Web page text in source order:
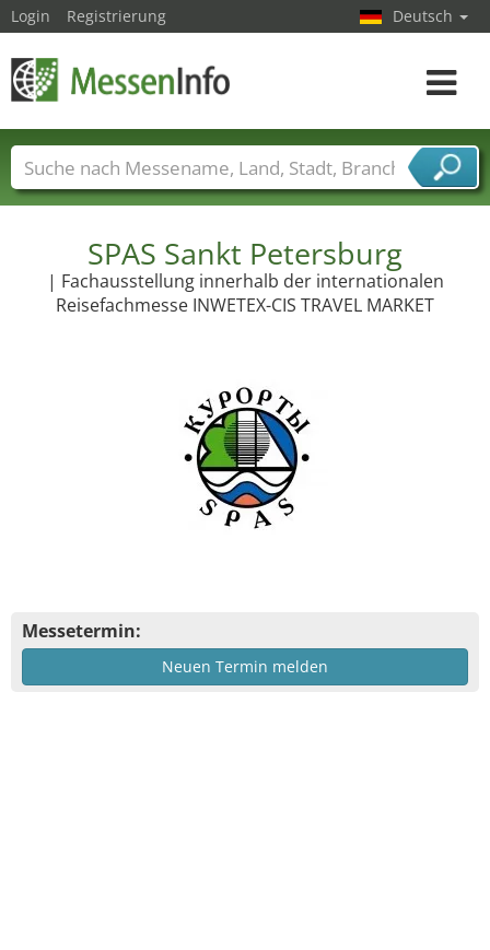
SPAS Sankt Petersburg
| Fachausstellung innerhalb der internationalen
Reisefachmesse INWETEX-CIS TRAVEL MARKET
Messetermin:
Neuen Termin melden
Login Registrierung Deutsch
Toggle
Messenamen Länder Städte
Branchen